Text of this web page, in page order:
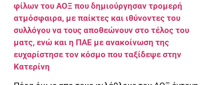
φίλων του ΑΟΞ που δημιούργησαν τρομερή
ατμόσφαιρα, με παίκτες και ιθύνοντες του
συλλόγου να τους αποθεώνουν στο τέλος του
ματς, ενώ και η ΠΑΕ με ανακοίνωση της
ευχαρίστησε τον κόσμο που ταξίδεψε στην
Κατερίνη